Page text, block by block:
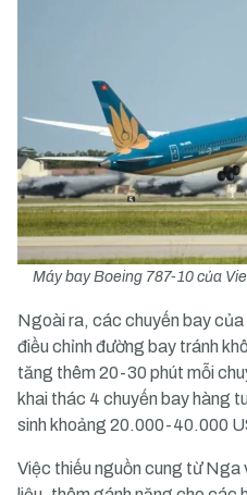
Máy bay Boeing 787-10 của
Ngoài ra, các chuyến bay
điều chỉnh đường bay tránh
tăng thêm 20-30 phút mỗi
khai thác 4 chuyến bay hàng
sinh khoảng 20.000-40.000
Việc thiếu nguồn cung từ Nga